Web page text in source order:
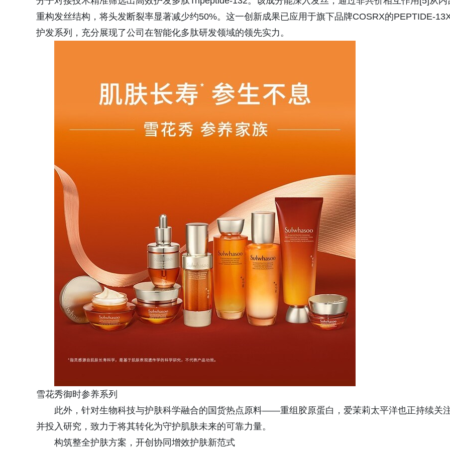
重构发丝结构，将头发断裂率显著减少约50%。这一创新成果已应用于旗下品牌COSRX的PEPTIDE-
护发系列，充分展现了公司在智能化多肽研发领域的领先实力。
雪花秀御时参养系列
此外，针对生物科技与护肤科学融合的国货热点原料——重组胶原蛋白，爱茉莉太平洋也正持续关
并投入研究，致力于将其转化为守护肌肤未来的可靠力量。
构筑整全护肤方案，开创协同增效护肤新范式